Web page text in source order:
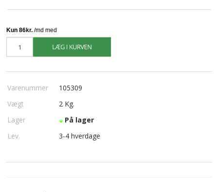
Varenummer
105309
Vægt
2 Kg.
Lager
På lager
Lev.
3-4 hverdage